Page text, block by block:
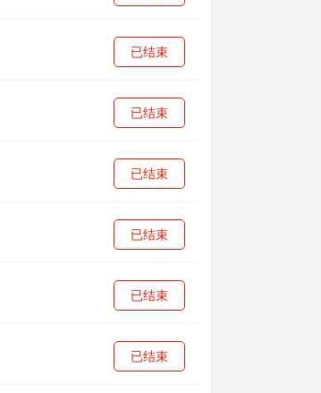
已结束
已结束
已结束
已结束
已结束
已结束